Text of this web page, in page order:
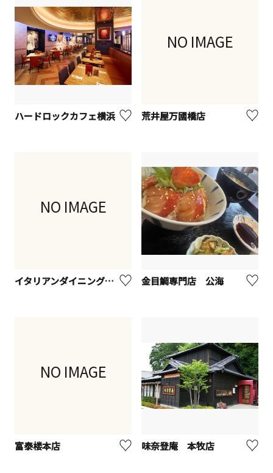
ハードロックカフェ横浜
NO IMAGE
荒井屋万國橋店
NO IMAGE
イタリアンダイニングカリーナ 金目鯛専門店 公海
NO IMAGE
富泰楼本店 味奈登庵 本牧店